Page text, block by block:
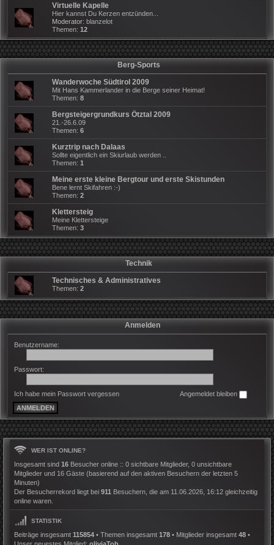
Virtuelle Kapelle
Hier kannst Du Kerzen entzünden...
Moderator: blanzelot
Themen: 12
Berg-Sports
Wanderwoche Südtirol 2009
Mit Hans Kammerlander in die Berge seiner Heimat!
Themen: 8
Bergsteigergrundkurs Ötztal 2009
21.-26.6.09
Themen: 6
Kurztrip nach Dalaas
Sollte eigentlich ein Skiurlaub werden ..
Themen: 1
Meine erste kleine Bergtour und erste Skistunden
Bene lernt Skifahren :-)
Themen: 2
Klettersteig
Meine Klettersteige
Themen: 3
Technik
Technisches & Administratives
Themen: 2
Anmelden
Benutzername:
Passwort:
Ich habe mein Passwort vergessen Angemeldet bleiben
WER IST ONLINE?
Insgesamt sind 16 Besucher online :: 0 sichtbare Mitglieder, 0 unsichtbare
Mitglieder und 16 Gäste (basierend auf den aktiven Besuchern der letzten 5
Minuten)
Der Besucherrekord liegt bei 911 Besuchern, die am 11.06.2026, 16:12 gleichzeitig
online waren.
STATISTIK
Beiträge insgesamt 115854 • Themen insgesamt 178 • Mitglieder insgesamt 48 •